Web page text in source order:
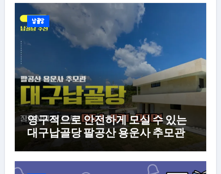
납골당
영구적으로 안전하게 모실 수 있는
대구납골당 팔공산 용운사 추모관